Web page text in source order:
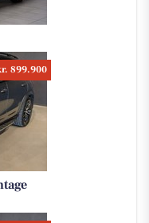
899.900